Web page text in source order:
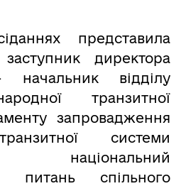
представила
директора
начальник відділу
транзитної
запровадження
системи
національний
питань спільного